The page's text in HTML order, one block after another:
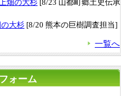
畑の大杉 [8/23 山都町郷土史伝承
大杉 [8/20 熊本の巨樹調査担当]
一覧へ
ォーム